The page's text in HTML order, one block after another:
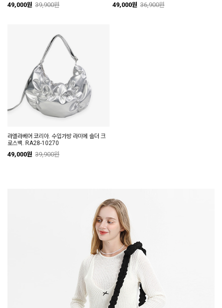
49,000원 39,900원 49,000원 36,900원
라엘라베어 코리아. 수입가방 라미에 숄더 크
로스백. RA28-10270
49,000원 39,900원